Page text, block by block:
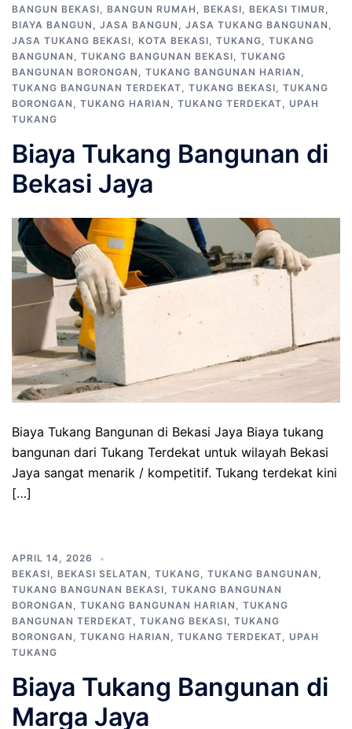
BANGUN BEKASI, BANGUN RUMAH , BEKASI, BEKASI TIMUR,
BIAYA BANGUN , JASA BANGUN , JASA TUKANG BANGUNAN ,
JASA TUKANG BEKASI, KOTA BEKASI, TUKANG, TUKANG
BANGUNAN , TUKANG BANGUNAN BEKASI, TUKANG
BANGUNAN BORONGAN , TUKANG BANGUNAN HARIAN ,
TUKANG BANGUNAN TERDEKAT, TUKANG BEKASI, TUKANG
BORONGAN , TUKANG HARIAN , TUKANG TERDEKAT, UPAH
TUKANG
Biaya Tukang Bangunan di
Bekasi Jaya
Biaya Tukang Bangunan di Bekasi Jaya Biaya tukang
bangunan dari Tukang Terdekat untuk wilayah Bekasi
Jaya sangat menarik / kompetitif. Tukang terdekat kini
[…]
APRIL 14, 2026
BEKASI, BEKASI SELATAN , TUKANG, TUKANG BANGUNAN ,
TUKANG BANGUNAN BEKASI, TUKANG BANGUNAN
BORONGAN , TUKANG BANGUNAN HARIAN , TUKANG
BANGUNAN TERDEKAT, TUKANG BEKASI, TUKANG
BORONGAN , TUKANG HARIAN , TUKANG TERDEKAT, UPAH
TUKANG
Biaya Tukang Bangunan di
Marga Jaya